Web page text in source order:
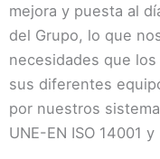
mejora y puesta al
del Grupo, lo que
necesidades que
sus diferentes
por nuestros
UNE-EN ISO 14001